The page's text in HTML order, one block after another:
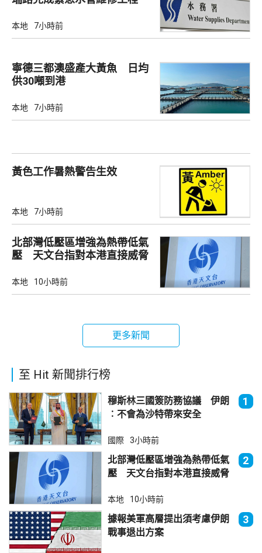
本地 7小時前
寧德三都澳盛產大黃魚 日均
供30噸到港
本地 7小時前
黃色工作暑熱警告生效
本地 7小時前
北部灣低壓區增強為熱帶低氣
壓 天文台指對本港直接威脅
本地 10小時前
更多新聞
至 Hit 新聞排行榜
穆斯林三國簽防務協議 伊朗
︰不會為沙特帶來安全
1
國際 3小時前
北部灣低壓區增強為熱帶低氣
壓 天文台指對本港直接威脅
2
本地 10小時前
據報美軍高層提出須考慮伊朗
戰事退出方案
3